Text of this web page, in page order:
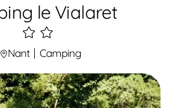
le Vialaret
2
étoiles
Nant Camping